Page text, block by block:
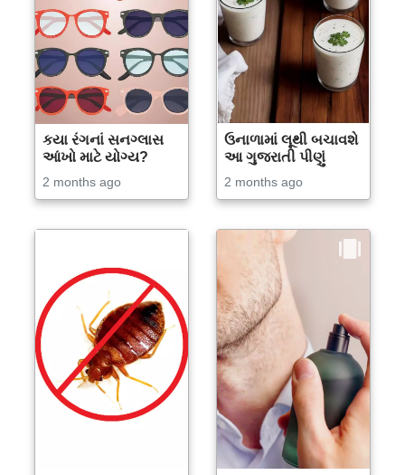
કયા રંગનાં સનગ્લાસ
આંખો માટે યોગ્ય?
2 months ago
ઉનાળામાં લૂથી બચાવશે
આ ગુજરાતી પીણું
2 months ago